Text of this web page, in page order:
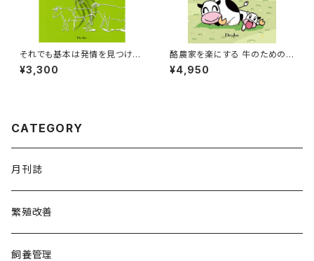
それでも基本は発情を見つけて
種を付ける=改訂版=
¥3,300
酪農家を楽にする 牛のための
お産Book
¥4,950
CATEGORY
月刊誌
繁殖改善
飼養管理